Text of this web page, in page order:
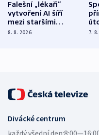
Falešní „lékaři“
vytvoření AI šíří
mezi staršími
Poláky nebezpečné
8. 8. 2026 7.
Divácké centrum